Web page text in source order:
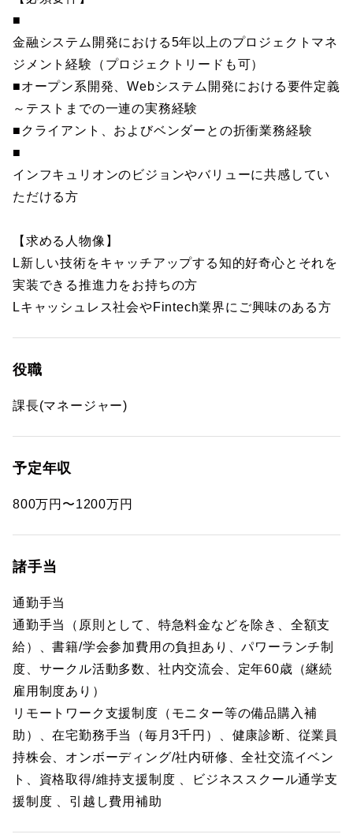
■
金融システム開発における5年以上のプロジェクトマネ
ジメント経験（プロジェクトリードも可）
■オープン系開発、Webシステム開発における要件定義
～テストまでの一連の実務経験
■クライアント、およびベンダーとの折衝業務経験
■
インフキュリオンのビジョンやバリューに共感してい
ただける方
【求める人物像】
L新しい技術をキャッチアップする知的好奇心とそれを
実装できる推進力をお持ちの方
Lキャッシュレス社会やFintech業界にご興味のある方
役職
課長(マネージャー)
予定年収
800万円〜1200万円
諸手当
通勤手当
通勤手当（原則として、特急料金などを除き、全額支
給）、書籍/学会参加費用の負担あり、パワーランチ制
度、サークル活動多数、社内交流会、定年60歳（継続
雇用制度あり）
リモートワーク支援制度（モニター等の備品購入補
助）、在宅勤務手当（毎月3千円）、健康診断、従業員
持株会、オンボーディング/社内研修、全社交流イベン
ト、資格取得/維持支援制度 、ビジネススクール通学支
援制度 、引越し費用補助